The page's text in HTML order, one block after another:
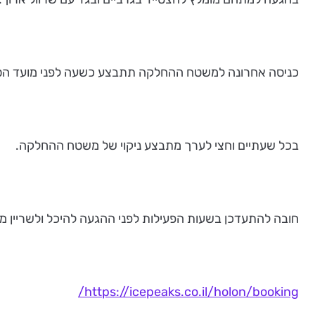
כניסה אחרונה למשטח ההחלקה תתבצע כשעה לפני מועד
בכל שעתיים וחצי לערך מתבצע ניקוי של משטח ההחלקה.
חובה להתעדכן בשעות הפעילות לפני ההגעה להיכל ולשריין
https://icepeaks.co.il/holon/booking/